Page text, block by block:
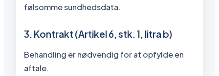
følsomme sundhedsdata.
3. Kontrakt (Artikel 6, stk. 1, litra b)
Behandling er nødvendig for at opfylde en
aftale.